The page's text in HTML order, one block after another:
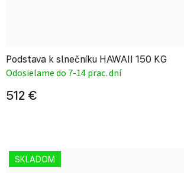
Podstava k slnečníku HAWAII 150 KG
Odosielame do 7-14 prac. dní
512 €
SKLADOM